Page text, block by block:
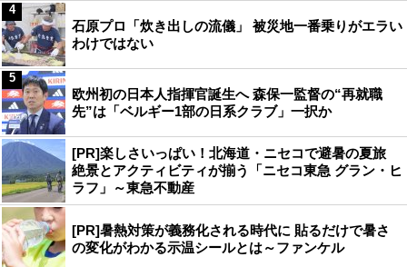
石原プロ「炊き出しの流儀」 被災地一番乗りがエラい
わけではない
4
欧州初の日本人指揮官誕生へ 森保一監督の“再就職
先”は「ベルギー1部の日系クラブ」一択か
5
[PR]楽しさいっぱい！北海道・ニセコで避暑の夏旅
絶景とアクティビティが揃う「ニセコ東急 グラン・ヒ
ラフ」～東急不動産
[PR]暑熱対策が義務化される時代に 貼るだけで暑さ
の変化がわかる示温シールとは～ファンケル